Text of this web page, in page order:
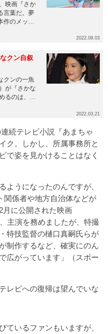
映画『さか
言葉だ。夢
のメッセ
2022.09.03
クン自叙
クンの一魚
が『さかな
るのは、
2022.03.21
続テレビ小説『あまちゃ
ク。しかし、所属事務所と
で姿を見かけることはなく
ようになったのんですが、
関係者や地方自治体などが
月に公開された映画
主演を務めましたが、特撮
特技監督の樋口真嗣氏らが
制作するなど、確実にのん
広がっています」（スポー
レビへの復帰は望んでいな
ているファンもいますが、